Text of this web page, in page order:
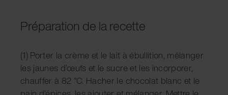
Préparation de la recette
(1) Porter la crème et le lait à ébullition, mélanger
les jaunes d’œufs et le sucre et les incorporer,
chauffer à 82 °C. Hacher le chocolat blanc et le